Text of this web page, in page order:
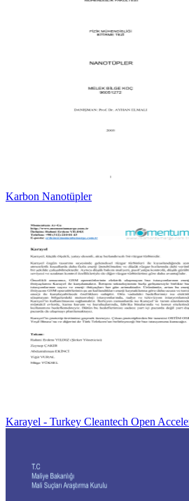
Karbon Nanotüpler
Karayel - Turkey Cleantech Open